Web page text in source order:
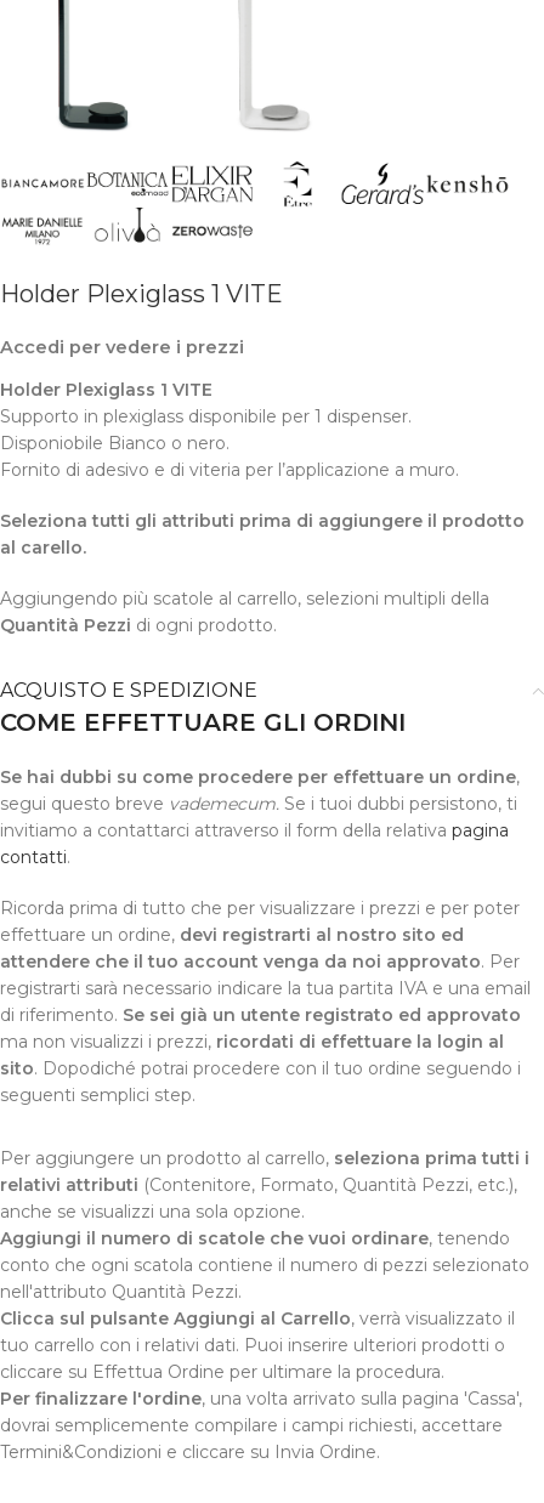
Holder Plexiglass 1 VITE
Accedi per vedere i prezzi
Holder Plexiglass 1 VITE
Supporto in plexiglass disponibile per 1 dispenser.
Disponiobile Bianco o nero.
Fornito di adesivo e di viteria per l’applicazione a muro.
Seleziona tutti gli attributi prima di aggiungere il prodotto
al carello.
Aggiungendo più scatole al carrello, selezioni multipli della
Quantità Pezzi di ogni prodotto.
ACQUISTO E SPEDIZIONE
COME EFFETTUARE GLI ORDINI
Se hai dubbi su come procedere per effettuare un ordine,
segui questo breve vademecum. Se i tuoi dubbi persistono, ti
invitiamo a contattarci attraverso il form della relativa pagina
contatti.
Ricorda prima di tutto che per visualizzare i prezzi e per poter
effettuare un ordine, devi registrarti al nostro sito ed
attendere che il tuo account venga da noi approvato. Per
registrarti sarà necessario indicare la tua partita IVA e una email
di riferimento. Se sei già un utente registrato ed approvato
ma non visualizzi i prezzi, ricordati di effettuare la login al
sito. Dopodiché potrai procedere con il tuo ordine seguendo i
seguenti semplici step.
Per aggiungere un prodotto al carrello, seleziona prima tutti i
relativi attributi (Contenitore, Formato, Quantità Pezzi, etc.),
anche se visualizzi una sola opzione.
Aggiungi il numero di scatole che vuoi ordinare, tenendo
conto che ogni scatola contiene il numero di pezzi selezionato
nell'attributo Quantità Pezzi.
Clicca sul pulsante Aggiungi al Carrello, verrà visualizzato il
tuo carrello con i relativi dati. Puoi inserire ulteriori prodotti o
cliccare su Effettua Ordine per ultimare la procedura.
Per finalizzare l'ordine, una volta arrivato sulla pagina 'Cassa',
dovrai semplicemente compilare i campi richiesti, accettare
Termini&Condizioni e cliccare su Invia Ordine.